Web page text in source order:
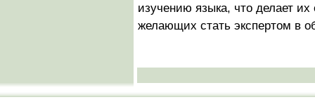
изучению языка, что делает
желающих стать экспертом в